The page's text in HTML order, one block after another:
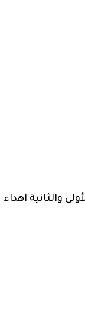
والثانية اهداء